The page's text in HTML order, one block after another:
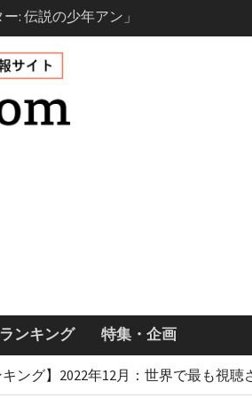
じ・シーズン3最新
スメールで恋をし
場人物・あらすじ
・ドゥイッチ主演ロ
ランキング 特集・企画
ング】2022年12月：世界で最も視聴